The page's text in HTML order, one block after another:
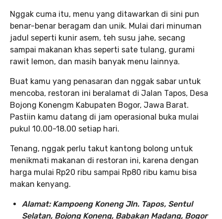
Nggak cuma itu, menu yang ditawarkan di sini pun
benar-benar beragam dan unik. Mulai dari minuman
jadul seperti kunir asem, teh susu jahe, secang
sampai makanan khas seperti sate tulang, gurami
rawit lemon, dan masih banyak menu lainnya.
Buat kamu yang penasaran dan nggak sabar untuk
mencoba, restoran ini beralamat di Jalan Tapos, Desa
Bojong Konengm Kabupaten Bogor, Jawa Barat.
Pastiin kamu datang di jam operasional buka mulai
pukul 10.00-18.00 setiap hari.
Tenang, nggak perlu takut kantong bolong untuk
menikmati makanan di restoran ini, karena dengan
harga mulai Rp20 ribu sampai Rp80 ribu kamu bisa
makan kenyang.
Alamat: Kampoeng Koneng Jln. Tapos, Sentul
Selatan, Bojong Koneng, Babakan Madang, Bogor